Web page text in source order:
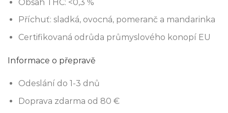
Obsah THC: <0,3 %
Příchuť: sladká, ovocná, pomeranč a mandarinka
Certifikovaná odrůda průmyslového konopí EU
Informace o přepravě
Odeslání do 1-3 dnů
Doprava zdarma od 80 €